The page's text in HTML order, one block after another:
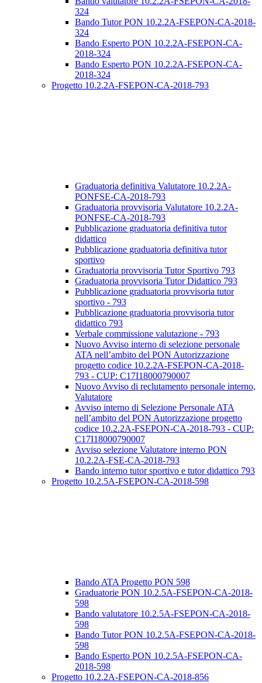
324
Bando Tutor PON 10.2.2A-FSEPON-CA-2018-
324
Bando Esperto PON 10.2.2A-FSEPON-CA-
2018-324
Bando Esperto PON 10.2.2A-FSEPON-CA-
2018-324
Progetto 10.2.2A-FSEPON-CA-2018-793
Graduatoria definitiva Valutatore 10.2.2A-
PONFSE-CA-2018-793
Graduatoria provvisoria Valutatore 10.2.2A-
PONFSE-CA-2018-793
Pubblicazione graduatoria definitiva tutor
didattico
Pubblicazione graduatoria definitiva tutor
sportivo
Graduatoria provvisoria Tutor Sportivo 793
Graduatoria provvisoria Tutor Didattico 793
Pubblicazione graduatoria provvisoria tutor
sportivo - 793
Pubblicazione graduatoria provvisoria tutor
didattico 793
Verbale commissione valutazione - 793
Nuovo Avviso interno di selezione personale
ATA nell’ambito del PON Autorizzazione
progetto codice 10.2.2A-FSEPON-CA-2018-
793 - CUP: C17I18000790007
Nuovo Avviso di reclutamento personale interno,
Valutatore
Avviso interno di Selezione Personale ATA
nell’ambito del PON Autorizzazione progetto
codice 10.2.2A-FSEPON-CA-2018-793 - CUP:
C17I18000790007
Avviso selezione Valutatore interno PON
10.2.2A-FSE-CA-2018-793
Bando interno tutor sportivo e tutor didattico 793
Progetto 10.2.5A-FSEPON-CA-2018-598
Bando ATA Progetto PON 598
Graduatorie PON 10.2.5A-FSEPON-CA-2018-
598
Bando valutatore 10.2.5A-FSEPON-CA-2018-
598
Bando Tutor PON 10.2.5A-FSEPON-CA-2018-
598
Bando Esperto PON 10.2.5A-FSEPON-CA-
2018-598
Progetto 10.2.2A-FSEPON-CA-2018-856